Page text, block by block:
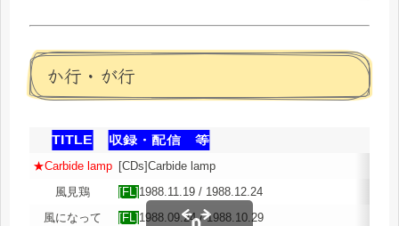
か行・が行
TITLE
収録・配信 等
★Carbide lamp [CDs]Carbide lamp
風見鶏
[FL]1988.11.19 / 1988.12.24
風になって
[FL]1988.09.24 / 1988.10.29